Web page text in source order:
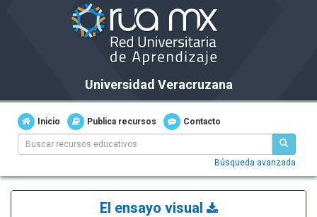
Universidad Veracruzana
Inicio Publica recursos Contacto
Búsqueda avanzada
El ensayo visual